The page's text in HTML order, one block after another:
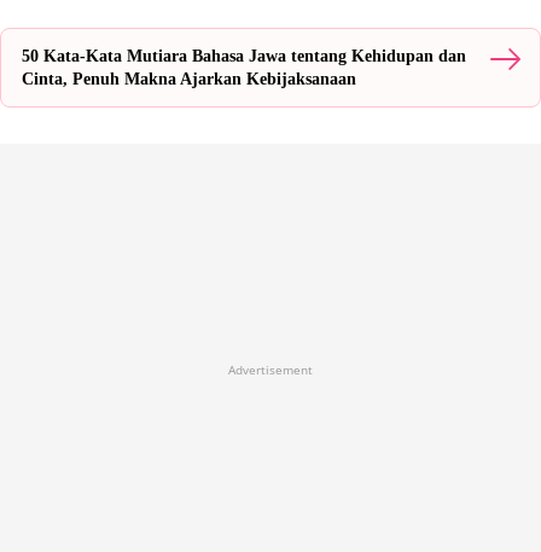
50 Kata-Kata Mutiara Bahasa Jawa tentang Kehidupan dan
Cinta, Penuh Makna Ajarkan Kebijaksanaan
Advertisement